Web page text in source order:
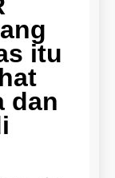
itu
dan